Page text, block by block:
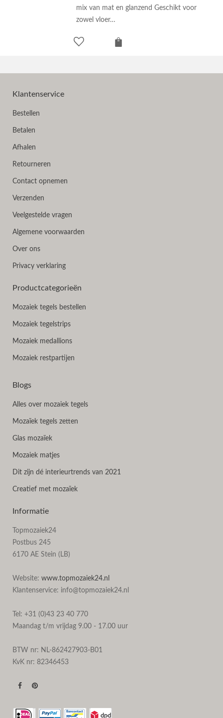
mix van mat en glanzend Geschikt voor
zowel vloer…
Klantenservice
Bestellen
Betalen
Afhalen
Retourneren
Contact opnemen
Verzenden
Veelgestelde vragen
Algemene voorwaarden
Over ons
Privacy verklaring
Productcategorieën
Mozaiek tegels bestellen
Mozaiek tegelstrips
Mozaiek medallions
Mozaiek restpartijen
Blogs
Alles over mozaiek tegels
Mozaïek tegels zetten
Glas mozaïek
Mozaiek matjes
Dit zijn dé interieurtrends van 2021
Creatief met mozaïek
Informatie
Topmozaiek24
Postbus 245
6170 AE Stein (LB)
Website: www.topmozaiek24.nl
Klantenservice: info@topmozaiek24.nl
Tel: +31 (0)43 23 40 770
Maandag t/m vrijdag 9.00 - 17.00 uur
BTW nr: NL-862427903-B01
KvK nr: 82346453